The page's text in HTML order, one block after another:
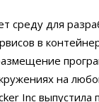
среду для
в
на
Inc